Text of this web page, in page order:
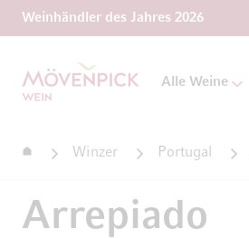
Weinhändler des Jahres 2026
Zur Startseite
Alle Weine
StartseiteWinzer Portugal
Arrepiado